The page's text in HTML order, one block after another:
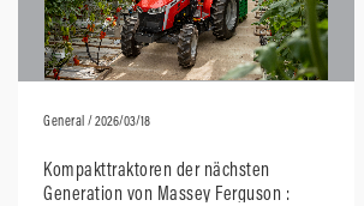
General / 2026/03/18
Kompakttraktoren der nächsten
Generation von Massey Ferguson :